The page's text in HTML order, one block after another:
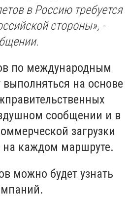
в Россию требуется
стороны», -
по международным
на основе
сообщении и в
загрузки
на каждом маршруте.
можно будет узнать